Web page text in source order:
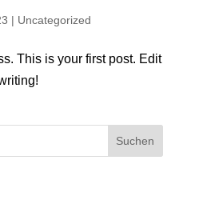
| Uncategorized
This is your first post. Edit
Suchen